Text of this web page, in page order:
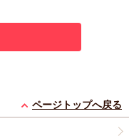
ページトップへ戻る